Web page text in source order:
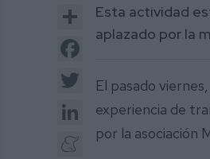
2
minutes,
seconds
Share
Facebook
LinkedIn
Meneame
Esta actividad
aplazado por la
El pasado
experiencia de
por la asociación